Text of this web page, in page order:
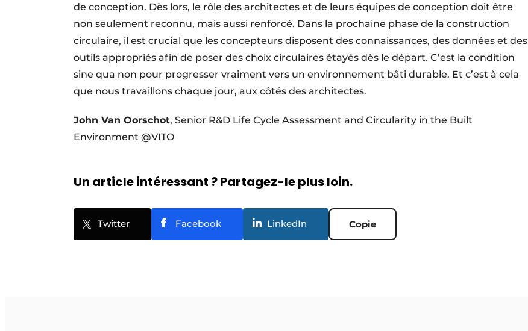
de conception. Dès lors, le rôle des architectes et de leurs équipes de conception doit être
non seulement reconnu, mais aussi renforcé. Dans la prochaine phase de la construction
circulaire, il est crucial que les concepteurs disposent des connaissances, des données et des
outils appropriés afin de poser des choix circulaires étayés dès le départ. C’est la condition
sine qua non pour progresser vraiment vers un environnement bâti durable. Et c’est à cela
que nous travaillons chaque jour, aux côtés des architectes.
John Van Oorschot, Senior R&D Life Cycle Assessment and Circularity in the Built
Environment @VITO
Un article intéressant ? Partagez-le plus loin.
Twitter Facebook LinkedIn Copie